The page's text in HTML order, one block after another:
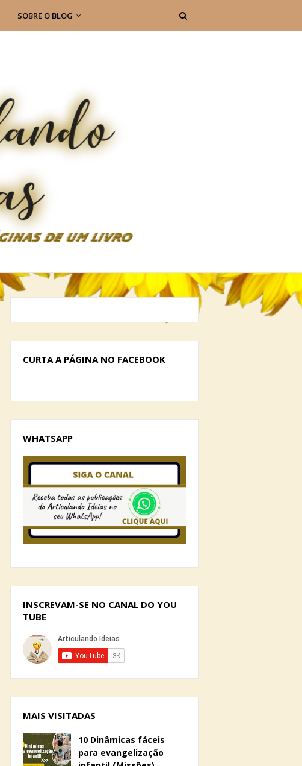
SOBRE O BLOG
CURTA A PÁGINA NO FACEBOOK
WHATSAPP
INSCREVAM-SE NO CANAL DO YOU
TUBE
MAIS VISITADAS
10 Dinâmicas fáceis
para evangelização